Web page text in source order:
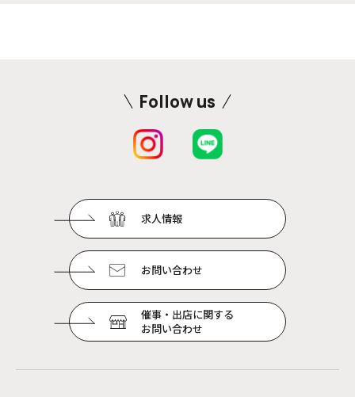
Follow us
求人情報
お問い合わせ
催事・出店に関する
お問い合わせ